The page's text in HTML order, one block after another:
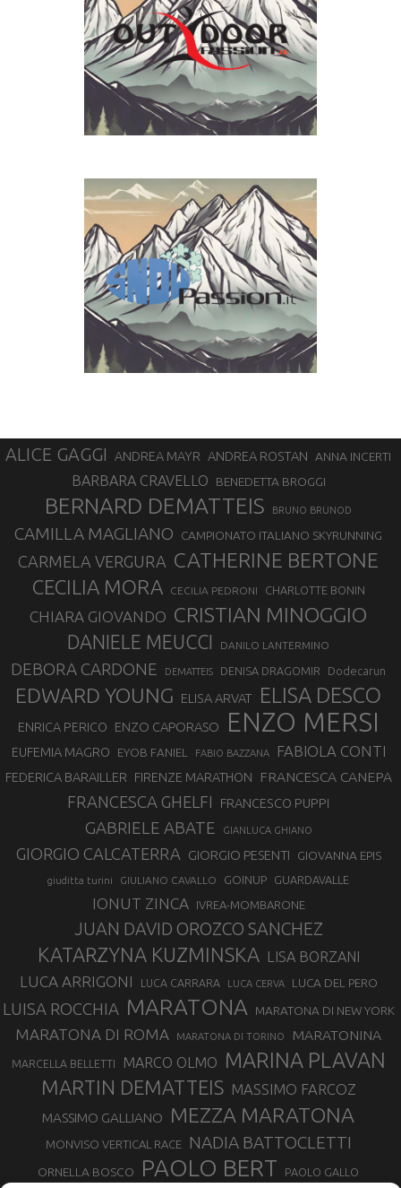
ALICE GAGGI ANDREA MAYR ANDREA ROSTAN ANNA INCERTI
BARBARA CRAVELLO BENEDETTA BROGGI
BERNARD DEMATTEIS BRUNO BRUNOD
CAMILLA MAGLIANO CAMPIONATO ITALIANO SKYRUNNING
CARMELA VERGURA CATHERINE BERTONE
CECILIA MORA CECILIA PEDRONI CHARLOTTE BONIN
CHIARA GIOVANDO CRISTIAN MINOGGIO
DANIELE MEUCCI DANILO LANTERMINO
DEBORA CARDONE DEMATTEIS DENISA DRAGOMIR Dodecarun
EDWARD YOUNG ELISA ARVAT ELISA DESCO
ENRICA PERICO ENZO CAPORASO ENZO MERSI
EUFEMIA MAGRO EYOB FANIEL FABIO BAZZANA FABIOLA CONTI
FEDERICA BARAILLER FIRENZE MARATHON FRANCESCA CANEPA
FRANCESCA GHELFI FRANCESCO PUPPI
GABRIELE ABATE GIANLUCA GHIANO
GIORGIO CALCATERRA GIORGIO PESENTI GIOVANNA EPIS
giuditta turini GIULIANO CAVALLO GOINUP GUARDAVALLE
IONUT ZINCA IVREA-MOMBARONE
JUAN DAVID OROZCO SANCHEZ
KATARZYNA KUZMINSKA LISA BORZANI
LUCA ARRIGONI LUCA CARRARA LUCA CERVA LUCA DEL PERO
LUISA ROCCHIA MARATONA MARATONA DI NEW YORK
MARATONA DI ROMA MARATONA DI TORINO MARATONINA
MARCELLA BELLETTI MARCO OLMO MARINA PLAVAN
MARTIN DEMATTEIS MASSIMO FARCOZ
MASSIMO GALLIANO MEZZA MARATONA
MONVISO VERTICAL RACE NADIA BATTOCLETTI
ORNELLA BOSCO PAOLO BERT PAOLO GALLO